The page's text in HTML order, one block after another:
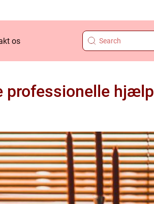
os
professionelle hjælp